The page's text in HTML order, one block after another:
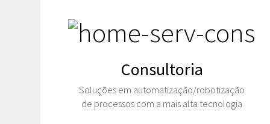
Consultoria
Soluções em automatização/robotização
de processos com a mais alta tecnologia